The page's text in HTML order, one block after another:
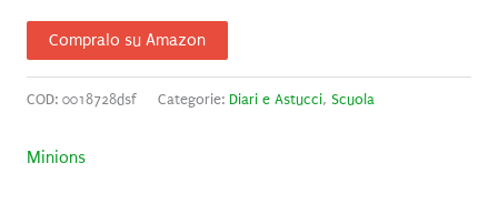
Compralo su Amazon
COD: 0018728dsf Categorie: Diari e Astucci, Scuola
Minions